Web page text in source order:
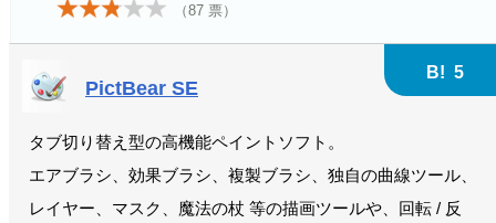
（87 票）
PictBear SE
B! 5
タブ切り替え型の高機能ペイントソフト。
エアブラシ、効果ブラシ、複製ブラシ、独自の曲線ツール、
レイヤー、マスク、魔法の杖 等の描画ツールや、回転 / 反